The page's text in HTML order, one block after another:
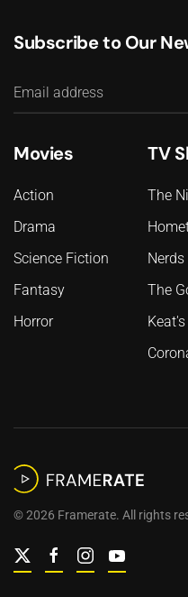
Subscribe to Our
Movies
Action
Drama
Science Fiction
Fantasy
Horror
TV
The
Nerds
The
©2026 Framerate. All rights